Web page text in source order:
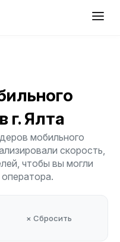
в г. Ялта
мобильного
скорость,
чтобы вы могли
× Сбросить